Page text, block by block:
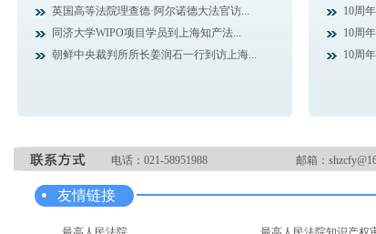
英国高等法院理查德·阿尔诺德大法官访...
同济大学WIPO项目学员到上海知产法...
朝鲜中央裁判所所长姜润石一行到访上海...
10周
10周
10周
电话：021-58951988 邮箱：
友情链接